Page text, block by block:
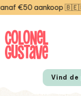
€50 aankoop
Vind